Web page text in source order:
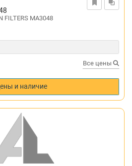
MA3048
Все цены
и наличие